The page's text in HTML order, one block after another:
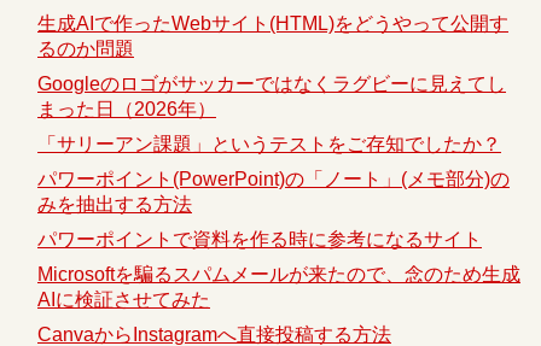
生成AIで作ったWebサイト(HTML)をどうやって公開す
るのか問題
Googleのロゴがサッカーではなくラグビーに見えてし
まった日（2026年）
「サリーアン課題」というテストをご存知でしたか？
パワーポイント(PowerPoint)の「ノート」(メモ部分)の
みを抽出する方法
パワーポイントで資料を作る時に参考になるサイト
Microsoftを騙るスパムメールが来たので、念のため生成
AIに検証させてみた
CanvaからInstagramへ直接投稿する方法